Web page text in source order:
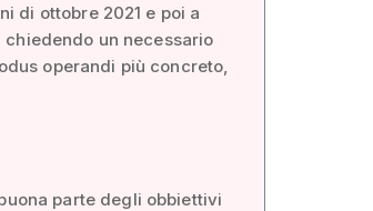
di ottobre 2021 e poi a
un necessario
operandi più concreto,
parte degli obbiettivi